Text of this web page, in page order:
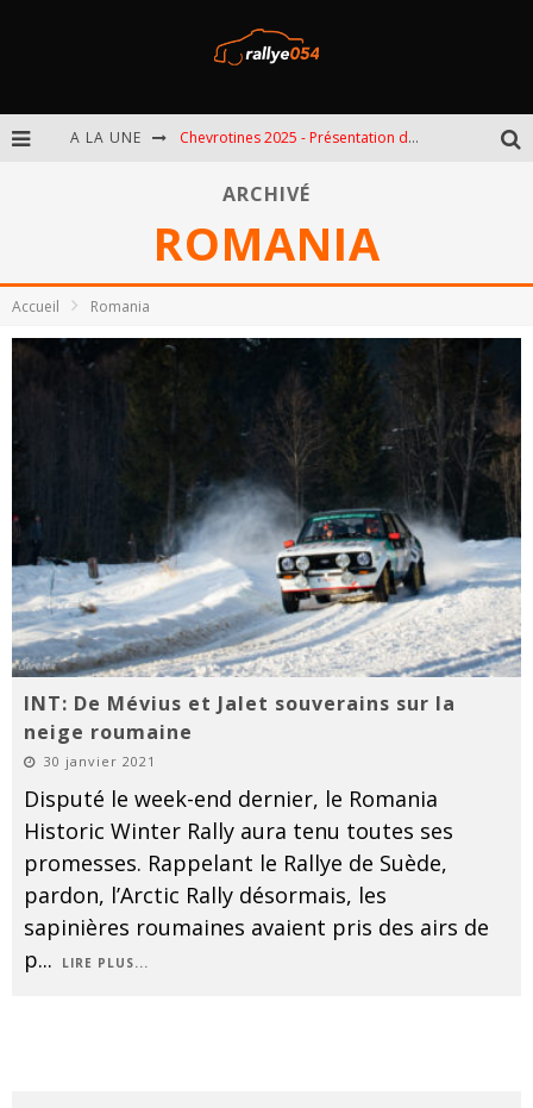
A LA UNE Chevrotines 2025 - Présentation de l'épreuve
Spa 2025 - Présentation de l'épreuve
ARCHIVÉ
ROMANIA
Accueil Romania
INT: De Mévius et Jalet souverains sur la
neige roumaine
30 janvier 2021
Disputé le week-end dernier, le Romania
Historic Winter Rally aura tenu toutes ses
promesses. Rappelant le Rallye de Suède,
pardon, l’Arctic Rally désormais, les
sapinières roumaines avaient pris des airs de
p... LIRE PLUS...